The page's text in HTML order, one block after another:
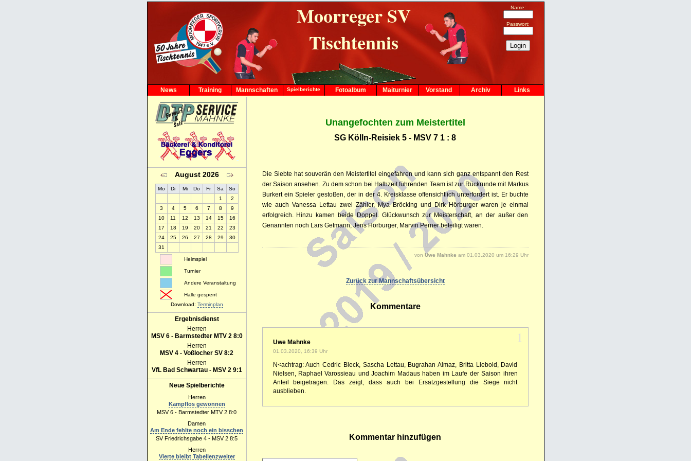
Moorreger SV
Tischtennis
Name:
Passwort:
News Training
Mannschaften
8. Herren
2. Damen
1. Jungen-18
2. Jungen-18
1. Jungen-15
2. Jungen-15
Spielberichte
Fotoalbum
Fußball-Turnier
Tischtennis-WM in
Michael am 1.
September 2007
in Uetersen
World Team Cup
2007 in
Magdeburg
MSV in der
Landesliga
Hochzeit von Melli
und Lars am 16.
Maiturnier Vorstand Archiv Links
August 2026
Mo Di Mi Do Fr Sa
So
1
2
3
4 5 6 7 8
9
10
11 12 13 14 15
16
17
18 19 20 21 22
23
24
25 26 27 28 29
30
31
Heimspiel
Turnier
Andere Veranstaltung
Halle gesperrt
Download: Terminplan
Ergebnisdienst
Herren
MSV 6 - Barmstedter MTV 2 8:0
Herren
MSV 4 - Voßlocher SV 8:2
Herren
VfL Bad Schwartau - MSV 2 9:1
Neue Spielberichte
Herren
Kampflos gewonnen
MSV 6 - Barmstedter MTV 2 8:0
Damen
Am Ende fehlte noch ein bisschen
SV Friedrichsgabe 4 - MSV 2 8:5
Herren
Vierte bleibt Tabellenzweiter
Unangefochten zum Meistertitel
SG Kölln-Reisiek 5 - MSV 7 1 : 8
Die Siebte hat souverän den Meistertitel eingefahren und kann sich ganz entspannt den Rest
der Saison ansehen. Zu dem schon bei Halbzeit führenden Team ist zur Rückrunde mit Markus
Burkert ein Spieler gestoßen, der in der 4. Kreisklasse offensichtlich unterfordert ist. Er buchte
wie auch Vanessa Lettau zwei Zähler, Mya Bröcking und Dirk Hörburger waren je einmal
erfolgreich. Hinzu kamen beide Doppel. Glückwunsch zur Meisterschaft, an der außer den
Genannten noch Lars Getmann, Jens Hörburger, Marvin Perner beteiligt waren.
von Uwe Mahnke am 01.03.2020 um 16:29 Uhr
Zurück zur Mannschaftsübersicht
Kommentare
1
Uwe Mahnke
01.03.2020, 16:39 Uhr
N<achtrag: Auch Cedric Bleck, Sascha Lettau, Bugrahan Almaz, Britta Liebold, David
Nielsen, Raphael Varossieau und Joachim Madaus haben im Laufe der Saison ihren
Anteil beigetragen. Das zeigt, dass auch bei Ersatzgestellung die Siege nicht
ausblieben.
Kommentar hinzufügen